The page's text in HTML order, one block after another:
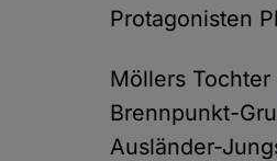
Protagonisten
Möllers
Brennpunkt-
Ausländer-